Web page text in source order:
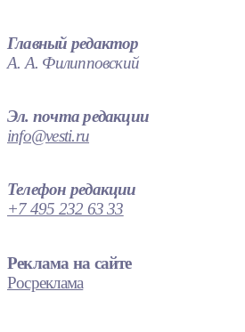
Главный редактор
А. А. Филипповский
Эл. почта редакции
info@vesti.ru
Телефон редакции
+7 495 232 63 33
Реклама на сайте
Росреклама